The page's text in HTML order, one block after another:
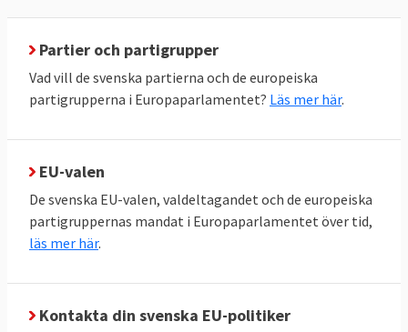
kommissionen och kan även avsätta
kommissionen i sin helhet.
också ett vidare opinionsmässigt inflytande.
Vissa kallar därför parlamentet för Europas
politiska torg. Genom att anta uttalanden
påverkar man den politiska opinionen i
man vill. Ofta har Europaparlamentet även
Partier och partigrupper
Vad vill de svenska partierna och de europeiska
partigrupperna i Europaparlamentet? Läs mer här.
EU-valen
De svenska EU-valen, valdeltagandet och de europeiska
partigruppernas mandat i Europaparlamentet över tid,
läs mer här.
Kontakta din svenska EU-politiker